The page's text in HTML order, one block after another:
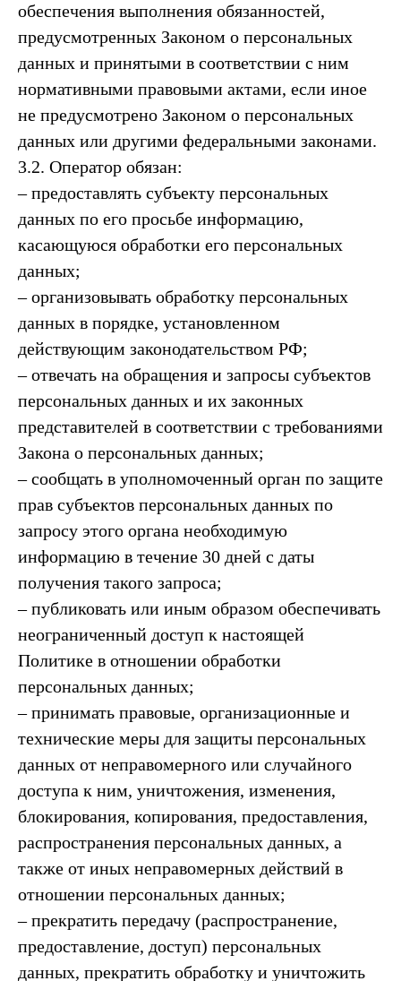
обеспечения выполнения обязанностей,
предусмотренных Законом о персональных
данных и принятыми в соответствии с ним
нормативными правовыми актами, если иное
не предусмотрено Законом о персональных
данных или другими федеральными законами.
3.2. Оператор обязан:
– предоставлять субъекту персональных
данных по его просьбе информацию,
касающуюся обработки его персональных
данных;
– организовывать обработку персональных
данных в порядке, установленном
действующим законодательством РФ;
– отвечать на обращения и запросы субъектов
персональных данных и их законных
представителей в соответствии с требованиями
Закона о персональных данных;
– сообщать в уполномоченный орган по защите
прав субъектов персональных данных по
запросу этого органа необходимую
информацию в течение 30 дней с даты
получения такого запроса;
– публиковать или иным образом обеспечивать
неограниченный доступ к настоящей
Политике в отношении обработки
персональных данных;
– принимать правовые, организационные и
технические меры для защиты персональных
данных от неправомерного или случайного
доступа к ним, уничтожения, изменения,
блокирования, копирования, предоставления,
распространения персональных данных, а
также от иных неправомерных действий в
отношении персональных данных;
– прекратить передачу (распространение,
предоставление, доступ) персональных
данных, прекратить обработку и уничтожить